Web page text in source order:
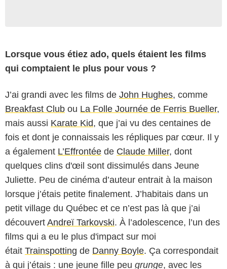
Lorsque vous étiez ado, quels étaient les films
qui comptaient le plus pour vous ?
J’ai grandi avec les films de John Hughes, comme
Breakfast Club ou La Folle Journée de Ferris Bueller,
mais aussi Karate Kid, que j’ai vu des centaines de
fois et dont je connaissais les répliques par cœur. Il y
a également L’Effrontée de Claude Miller, dont
quelques clins d'œil sont dissimulés dans Jeune
Juliette. Peu de cinéma d’auteur entrait à la maison
lorsque j’étais petite finalement. J’habitais dans un
petit village du Québec et ce n’est pas là que j’ai
découvert Andreï Tarkovski. À l’adolescence, l’un des
films qui a eu le plus d'impact sur moi
était Trainspotting de Danny Boyle. Ça correspondait
à qui j’étais : une jeune fille peu grunge, avec les